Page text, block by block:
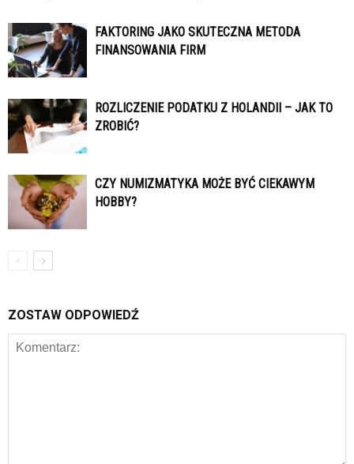
FAKTORING JAKO SKUTECZNA METODA
FINANSOWANIA FIRM
ROZLICZENIE PODATKU Z HOLANDII – JAK TO
ZROBIĆ?
CZY NUMIZMATYKA MOŻE BYĆ CIEKAWYM
HOBBY?
ZOSTAW ODPOWIEDŹ